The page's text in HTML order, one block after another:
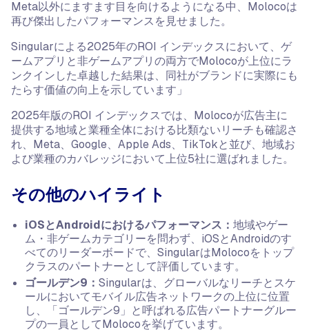
Meta以外にますます目を向けるようになる中、Molocoは
再び傑出したパフォーマンスを見せました。
Singularによる2025年のROI インデックスにおいて、ゲ
ームアプリと非ゲームアプリの両方でMolocoが上位にラ
ンクインした卓越した結果は、同社がブランドに実際にも
たらす価値の向上を示しています」
2025年版のROI インデックスでは、Molocoが広告主に
提供する地域と業種全体における比類ないリーチも確認さ
れ、Meta、Google、Apple Ads、TikTokと並び、地域お
よび業種のカバレッジにおいて上位5社に選ばれました。
その他のハイライト
iOSとAndroidにおけるパフォーマンス： 地域やゲー
ム・非ゲームカテゴリーを問わず、iOSとAndroidのす
べてのリーダーボードで、SingularはMolocoをトップ
クラスのパートナーとして評価しています。
ゴールデン9： Singularは、グローバルなリーチとスケ
ールにおいてモバイル広告ネットワークの上位に位置
し、「ゴールデン9」と呼ばれる広告パートナーグルー
プの一員としてMolocoを挙げています。